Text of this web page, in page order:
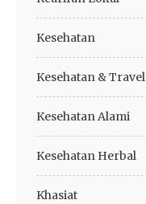
Kesehatan
Kesehatan & Travel
Kesehatan Alami
Kesehatan Herbal
Khasiat